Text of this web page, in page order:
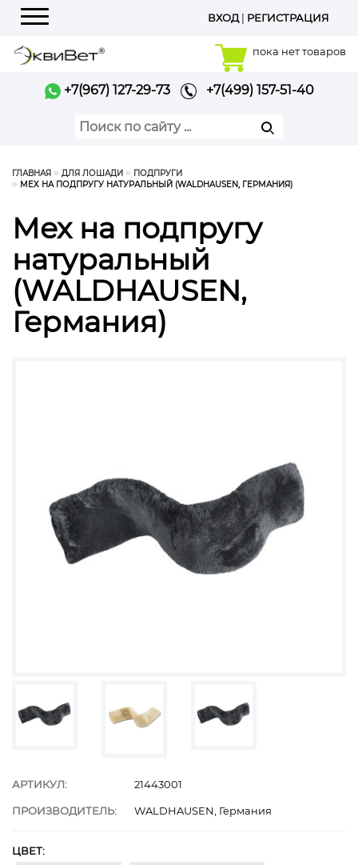
Меню
ВХОД| РЕГИСТРАЦИЯ
пока нет товаров
+7(967) 127-29-73 +7(499) 157-51-40
ГЛАВНАЯ ДЛЯ ЛОШАДИ
ПОДПРУГИ
МЕХ НА ПОДПРУГУ НАТУРАЛЬНЫЙ (WALDHAUSEN, ГЕРМАНИЯ)
Мех на подпругу
натуральный
(WALDHAUSEN,
Германия)
АРТИКУЛ: 21443001
ПРОИЗВОДИТЕЛЬ: WALDHAUSEN, Германия
ЦВЕТ: